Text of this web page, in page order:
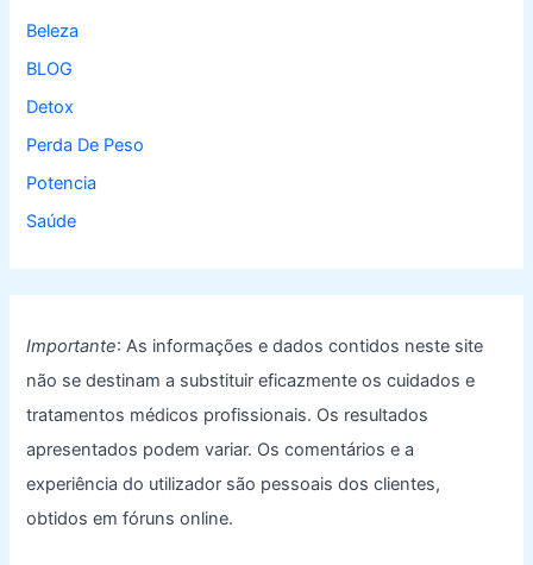
Beleza
BLOG
Detox
Perda De Peso
Potencia
Saúde
Importante: As informações e dados contidos neste site
não se destinam a substituir eficazmente os cuidados e
tratamentos médicos profissionais. Os resultados
apresentados podem variar. Os comentários e a
experiência do utilizador são pessoais dos clientes,
obtidos em fóruns online.